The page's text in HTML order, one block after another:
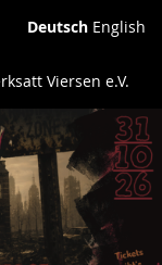
Deutsch English
Viersen e.V.